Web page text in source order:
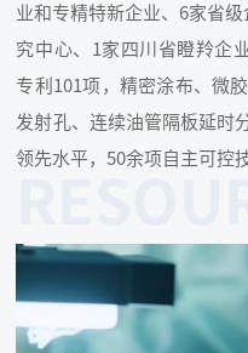
业和专精特新企业、6家省
究中心、1家四川省瞪羚企
专利101项，精密涂布、微
发射孔、连续油管隔板延时
领先水平，50余项自主可控